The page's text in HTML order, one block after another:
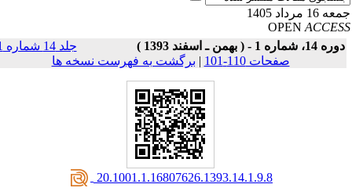
مرداد 1405
OPEN
شماره 1 - ( بهمن ـ اسفند 1393 )
جلد 14 شماره 1
صفحات 110-101
| برگشت به فهرست نسخه ها
‎ 20.1001.1.16807626.1393.14.1.9.8